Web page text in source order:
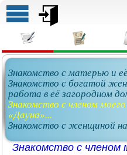
Знакомство с матерью и
Знакомство с богатой
работа в её загородном
Знакомство с членом
«Дауна»...
Знакомство с женщиной
Знакомство с членом